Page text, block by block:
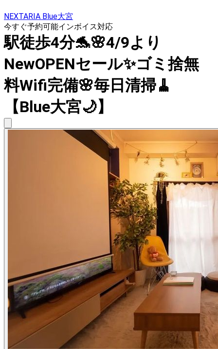
NEXTARIA Blue大宮
今すぐ予約可能インボイス対応
駅徒歩4分🐬🌸4/9より
NewOPENセール✨ゴミ捨無
料Wifi完備🌸毎日清掃🧹
【Blue大宮🌙】